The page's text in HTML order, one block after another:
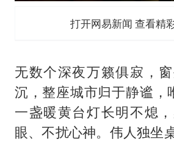
打开网易新闻 查看精
无数个深夜万籁俱寂，
沉，整座城市归于静谧，
一盏暖黄台灯长明不熄
眼、不扰心神。伟人独坐